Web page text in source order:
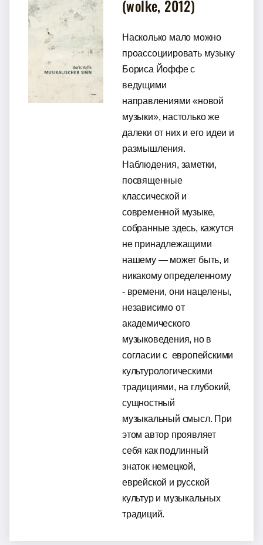
(wolke, 2012)
Насколько мало можно
проассоциировать музыку
Бориса Йоффе с
ведущими
направлениями «новой
музыки», настолько же
далеки от них и его идеи и
размышления.
Наблюдения, заметки,
посвященные
классической и
современной музыке,
собранные здесь, кажутся
не принадлежащими
нашему — может быть, и
никакому определенному
- времени, они нацелены,
независимо от
академического
музыковедения, но в
согласии с европейскими
культурологическими
традициями, на глубокий,
сущностный
музыкальный смысл. При
этом автор проявляет
себя как подлинный
знаток немецкой,
еврейской и русской
культур и музыкальных
традиций.